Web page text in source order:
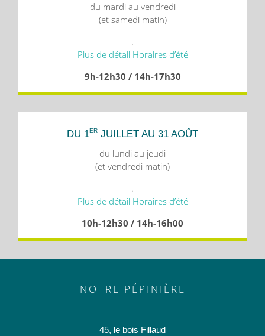
du mardi au vendredi
(et samedi matin)
.
Plus de détail Horaires d’été
9h-12h30 / 14h-17h30
DU 1ER JUILLET AU 31 AOÛT
du lundi au jeudi
(et vendredi matin)
.
Plus de détail Horaires d’été
10h-12h30 / 14h-16h00
NOTRE PÉPINIÈRE
45, le bois Fillaud